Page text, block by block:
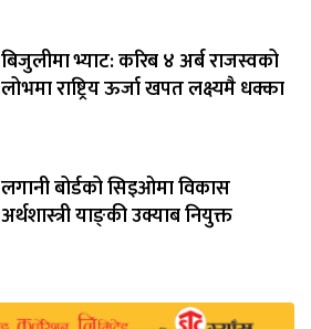
बिजुलीमा भ्याट: करिब ४ अर्ब राजस्वको
लोभमा राष्ट्रिय ऊर्जा खपत लक्ष्यमै धक्का
लगानी बोर्डको सिइओमा विकास
अर्थशास्त्री याङ्‌की उक्याब नियुक्त